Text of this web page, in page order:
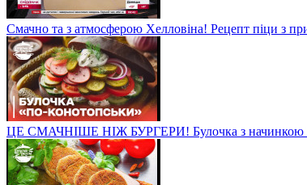
Смачно та з атмосферою Хелловіна! Рецепт піци з
ЦЕ СМАЧНІШЕ НІЖ БУРГЕРИ! Булочка з начинкою